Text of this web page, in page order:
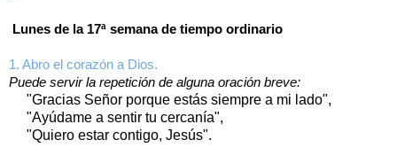
Lunes de la 17ª semana de tiempo ordinario
1. Abro el corazón a Dios.
Puede servir la repetición de alguna oración breve:
"Gracias Señor porque estás siempre a mi lado",
"Ayúdame a sentir tu cercanía",
"Quiero estar contigo, Jesús".